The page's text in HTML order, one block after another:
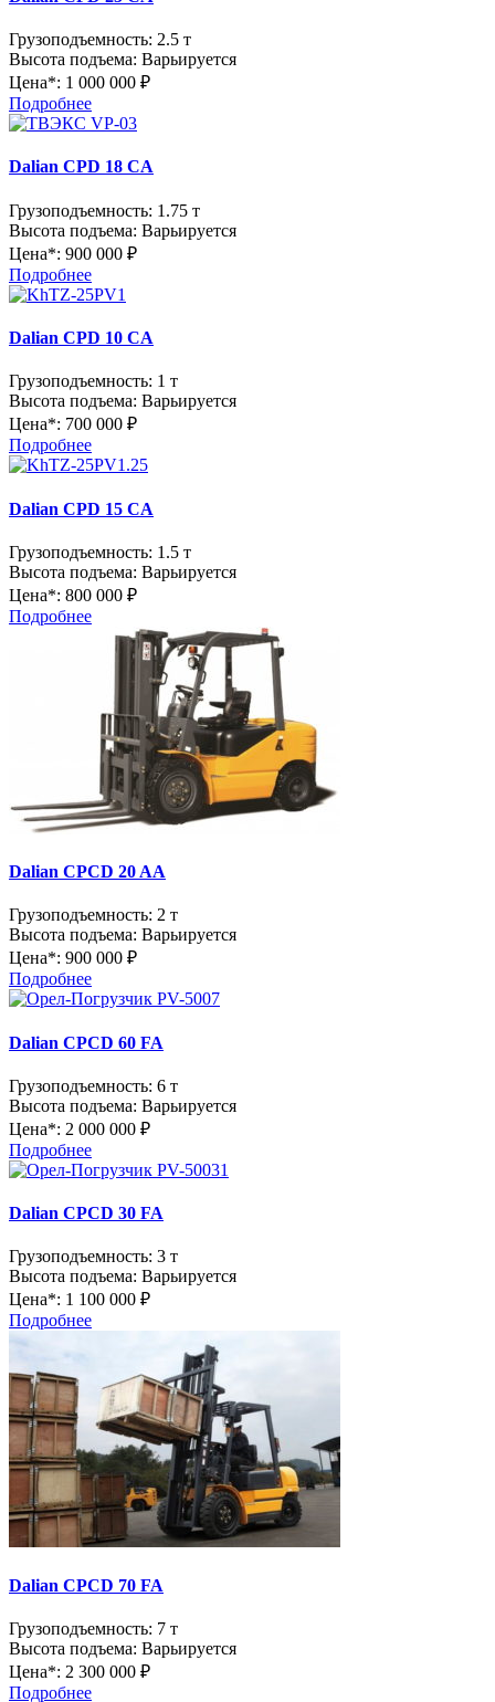
Грузоподъемность: 2.5 т
Высота подъема: Варьируется
Цена*: 1 000 000 ₽
Подробнее
Dalian CPD 18 CA
Грузоподъемность: 1.75 т
Высота подъема: Варьируется
Цена*: 900 000 ₽
Подробнее
Dalian CPD 10 CA
Грузоподъемность: 1 т
Высота подъема: Варьируется
Цена*: 700 000 ₽
Подробнее
Dalian CPD 15 CA
Грузоподъемность: 1.5 т
Высота подъема: Варьируется
Цена*: 800 000 ₽
Подробнее
Dalian CPCD 20 AA
Грузоподъемность: 2 т
Высота подъема: Варьируется
Цена*: 900 000 ₽
Подробнее
Dalian CPCD 60 FA
Грузоподъемность: 6 т
Высота подъема: Варьируется
Цена*: 2 000 000 ₽
Подробнее
Dalian CPCD 30 FA
Грузоподъемность: 3 т
Высота подъема: Варьируется
Цена*: 1 100 000 ₽
Подробнее
Dalian CPCD 70 FA
Грузоподъемность: 7 т
Высота подъема: Варьируется
Цена*: 2 300 000 ₽
Подробнее